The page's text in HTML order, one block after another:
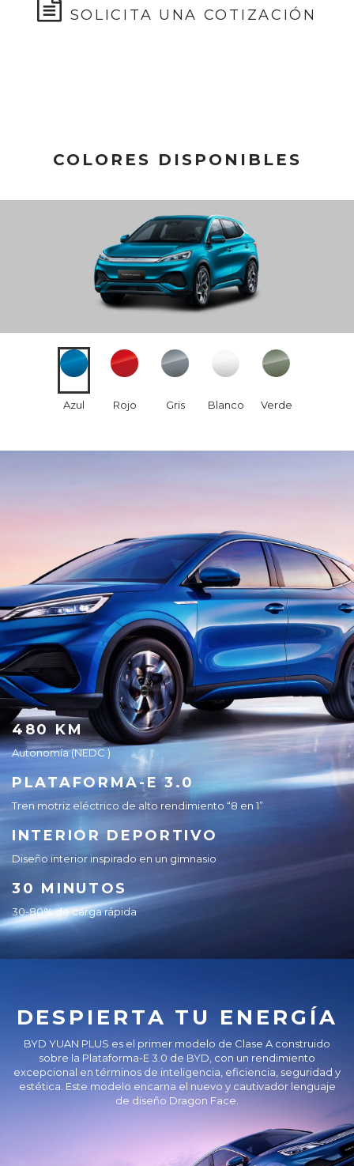
SOLICITA UNA COTIZACIÓN
COLORES DISPONIBLES
Azul Rojo Gris Blanco Verde
480 KM
Autonomía (NEDC )
PLATAFORMA-E 3.0
Tren motriz eléctrico de alto rendimiento “8 en 1”
INTERIOR DEPORTIVO
Diseño interior inspirado en un gimnasio
30 MINUTOS
30-80% de carga rápida
DESPIERTA TU ENERGÍA
BYD YUAN PLUS es el primer modelo de Clase A construido
sobre la Plataforma-E 3.0 de BYD, con un rendimiento
excepcional en términos de inteligencia, eficiencia, seguridad y
estética. Este modelo encarna el nuevo y cautivador lenguaje
de diseño Dragon Face.